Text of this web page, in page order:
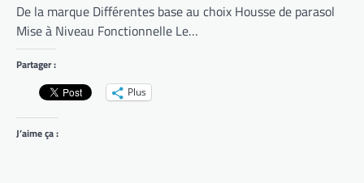
De la marque Différentes base au choix Housse de parasol
Mise à Niveau Fonctionnelle Le…
Partager :
Plus
J’aime ça :